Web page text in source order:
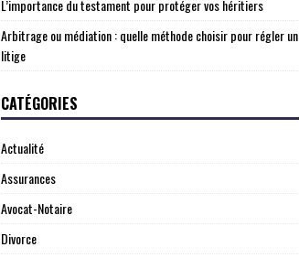
L’importance du testament pour protéger vos héritiers
Arbitrage ou médiation : quelle méthode choisir pour régler un
litige
CATÉGORIES
Actualité
Assurances
Avocat-Notaire
Divorce